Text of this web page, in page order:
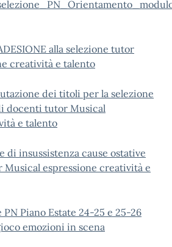
alla selezione tutor
creatività e talento
dei titoli per la selezione
docenti tutor Musical
e talento
di insussistenza cause ostative
espressione creatività e
Piano Estate 24-25 e 25-26
emozioni in scena